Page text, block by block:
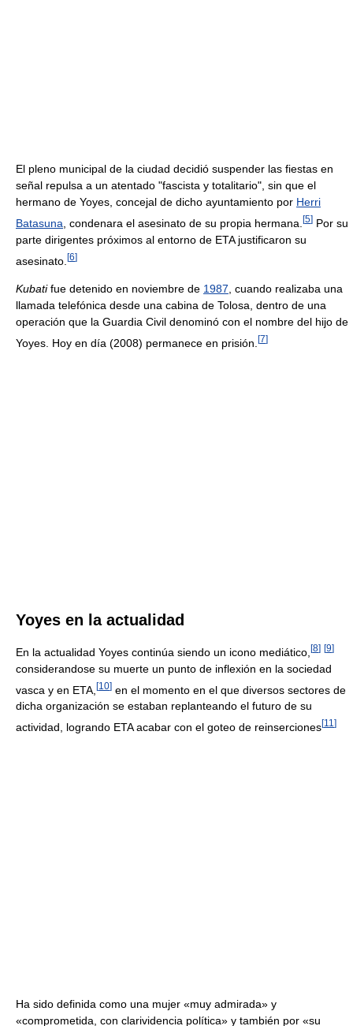
El pleno municipal de la ciudad decidió suspender las fiestas en
señal repulsa a un atentado "fascista y totalitario", sin que el
hermano de Yoyes, concejal de dicho ayuntamiento por Herri
Batasuna , condenara el asesinato de su propia hermana. [5] Por su
parte dirigentes próximos al entorno de ETA justificaron su
asesinato. [6]
Kubatifue detenido en noviembre de 1987, cuando realizaba una
llamada telefónica desde una cabina de Tolosa, dentro de una
operación que la Guardia Civil denominó con el nombre del hijo de
Yoyes. Hoy en día (2008) permanece en prisión. [7]
Yoyes en la actualidad
En la actualidad Yoyes continúa siendo un icono mediático, [8] [9]
considerandose su muerte un punto de inflexión en la sociedad
vasca y en ETA, [10] en el momento en el que diversos sectores de
dicha organización se estaban replanteando el futuro de su
actividad, logrando ETA acabar con el goteo de reinserciones[11 ]
Ha sido definida como una mujer «muy admirada» y
«comprometida, con clarividencia política» y también por «su